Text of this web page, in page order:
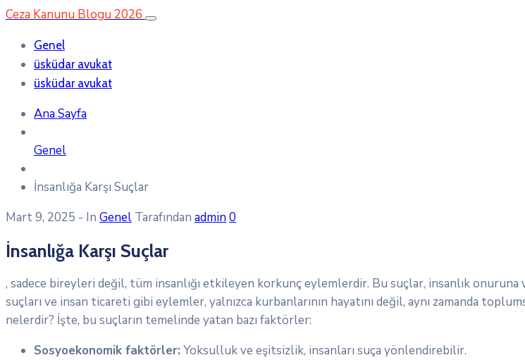
Ceza Kanunu Blogu 2026
Genel
üsküdar avukat
üsküdar avukat
Ana Sayfa
Genel
İnsanlığa Karşı Suçlar
Mart 9, 2025 - In Genel Tarafından admin0
İnsanlığa Karşı Suçlar
, sadece bireyleri değil, tüm insanlığı etkileyen korkunç eylemlerdir. Bu suçlar, insanlık onuruna
suçları ve insan ticareti gibi eylemler, yalnızca kurbanlarının hayatını değil, aynı zamanda
nelerdir? İşte, bu suçların temelinde yatan bazı faktörler:
Sosyoekonomik faktörler: Yoksulluk ve eşitsizlik, insanları suça yönlendirebilir.